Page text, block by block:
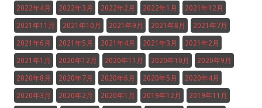
2022年4月 2022年3月 2022年2月 2022年1月 2021年12月
2021年11月 2021年10月 2021年9月 2021年8月 2021年7月
2021年6月 2021年5月 2021年4月 2021年3月 2021年2月
2021年1月 2020年12月 2020年11月 2020年10月 2020年9月
2020年8月 2020年7月 2020年6月 2020年5月 2020年4月
2020年3月 2020年2月 2020年1月 2019年12月 2019年11月